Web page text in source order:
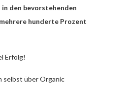
den bevorstehenden
hunderte Prozent
Erfolg!
selbst über Organic